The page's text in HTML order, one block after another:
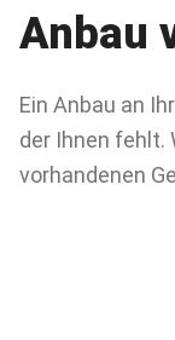
Anbau
Ein Anbau an
der Ihnen fehlt.
vorhandenen